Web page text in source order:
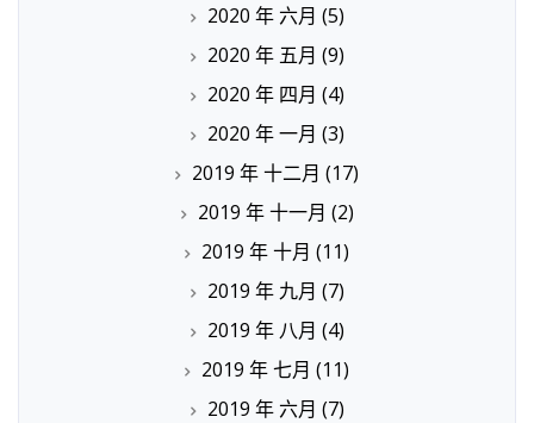
2020 年 六月 (5)
2020 年 五月 (9)
2020 年 四月 (4)
2020 年 一月 (3)
2019 年 十二月 (17)
2019 年 十一月 (2)
2019 年 十月 (11)
2019 年 九月 (7)
2019 年 八月 (4)
2019 年 七月 (11)
2019 年 六月 (7)